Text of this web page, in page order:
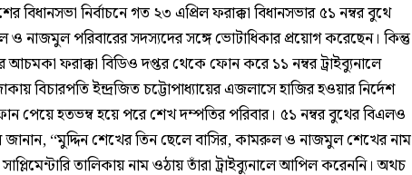
বিধানসভা নির্বাচনে গত ২৩ এপ্রিল ফরাক্কা বিধানসভার ৫১ নম্বর বুথে
ও নাজমুল পরিবারের সদস্যদের সঙ্গে ভোটাধিকার প্রয়োগ করেছেন। কিন্তু
আচমকা ফরাক্কা বিডিও দপ্তর থেকে ফোন করে ১১ নম্বর ট্রাইব্যুনালে
বিচারপতি ইন্দ্রজিত চট্টোপাধ্যায়ের এজলাসে হাজির হওয়ার নির্দেশ
পেয়ে হতভম্ব হয়ে পরে শেখ দম্পতির পরিবার। ৫১ নম্বর বুথের বিএলও
‘‘মুদ্দিন শেখের তিন ছেলে বাসির, কামরুল ও নাজমুল শেখের নাম
তালিকায় নাম ওঠায় তাঁরা ট্রাইব্যুনালে আপিল করেননি। অথচ